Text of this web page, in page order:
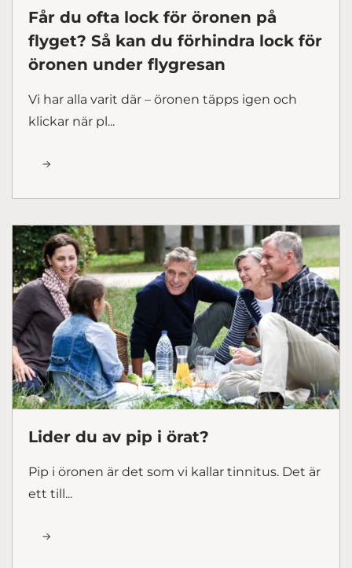
Får du ofta lock för öronen på
flyget? Så kan du förhindra lock för
öronen under flygresan
Vi har alla varit där – öronen täpps igen och
klickar när pl...
Lider du av pip i örat?
Pip i öronen är det som vi kallar tinnitus. Det är
ett till...